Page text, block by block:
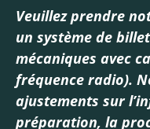
Veuillez prendre
un système de
mécaniques avec
fréquence radio).
ajustements sur
préparation, la